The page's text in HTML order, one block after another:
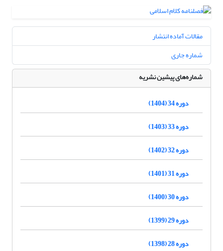
مقالات آماده انتشار
شماره جاری
شماره‌های پیشین نشریه
دوره 34 (1404)
دوره 33 (1403)
دوره 32 (1402)
دوره 31 (1401)
دوره 30 (1400)
دوره 29 (1399)
دوره 28 (1398)